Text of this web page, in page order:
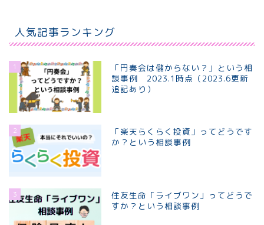
人気記事ランキング
1
「円奏会は儲からない？」という相
談事例 2023.1時点（2023.6更新
追記あり）
2
「楽天らくらく投資」ってどうです
か？という相談事例
3
住友生命「ライブワン」ってどうで
すか？という相談事例